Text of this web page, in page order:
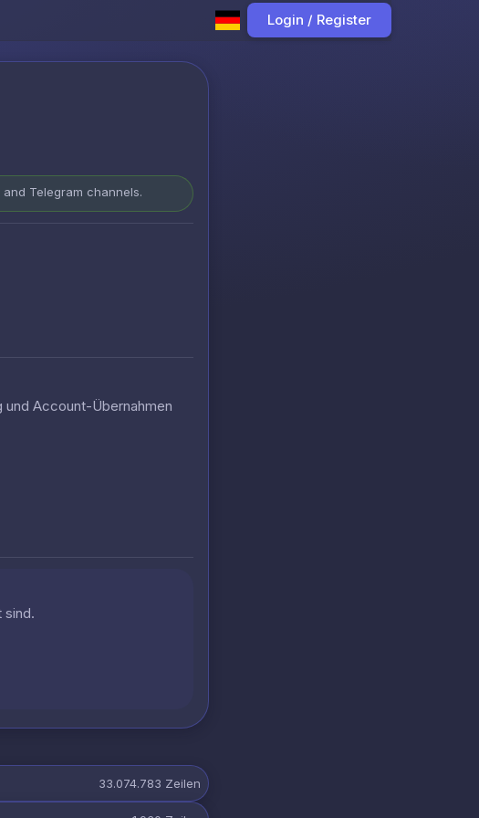
Login / Register
Telegram channels.
Account-Übernahmen
sind.
33.074.783 Zeilen